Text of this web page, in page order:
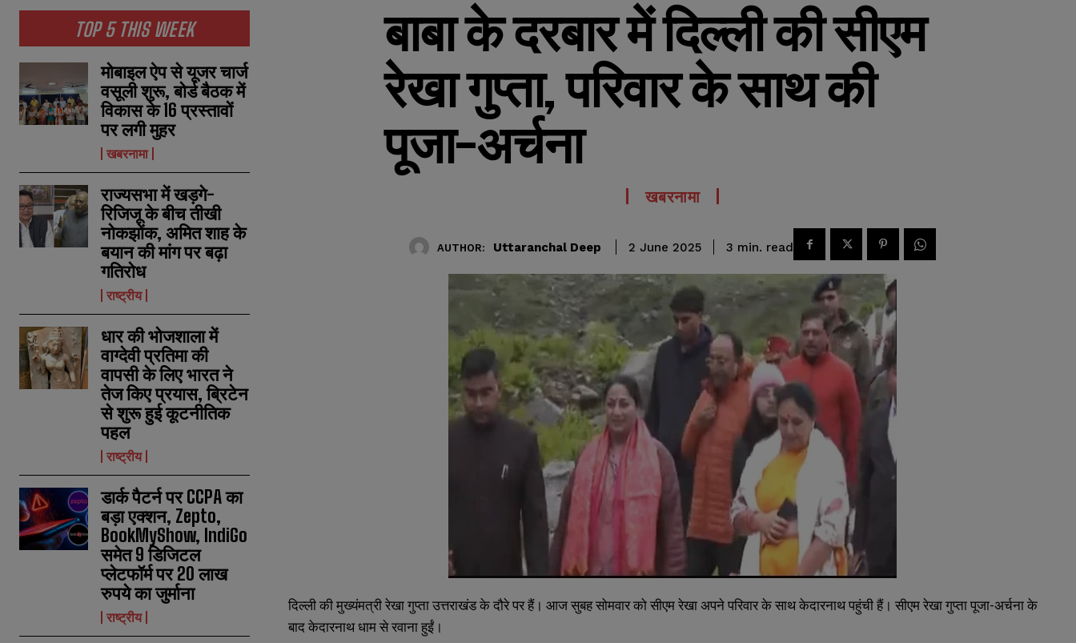
TOP 5 THIS WEEK
मोबाइल ऐप से यूजर चार्ज
वसूली शुरू, बोर्ड बैठक में
विकास के 16 प्रस्तावों
पर लगी मुहर
खबरनामा
राज्यसभा में खड़गे-
रिजिजू के बीच तीखी
नोकझोंक, अमित शाह के
बयान की मांग पर बढ़ा
गतिरोध
राष्ट्रीय
धार की भोजशाला में
वाग्देवी प्रतिमा की
वापसी के लिए भारत ने
तेज किए प्रयास, ब्रिटेन
से शुरू हुई कूटनीतिक
पहल
राष्ट्रीय
डार्क पैटर्न पर CCPA का
बड़ा एक्शन, Zepto,
BookMyShow, IndiGo
समेत 9 डिजिटल
प्लेटफॉर्म पर 20 लाख
रुपये का जुर्माना
राष्ट्रीय
बाबा के दरबार में दिल्ली की सीएम
रेखा गुप्ता, परिवार के साथ की
पूजा-अर्चना
खबरनामा
AUTHOR: Uttaranchal Deep 2 June 2025 3 min. read
दिल्ली की मुख्यंमत्री रेखा गुप्ता उत्तराखंड के दौरे पर हैं। आज सुबह सोमवार को सीएम रेखा अपने परिवार के साथ केदारनाथ पहुंची हैं। सीएम रेखा गुप्ता पूजा-अर्चना के
बाद केदारनाथ धाम से रवाना हुईं।